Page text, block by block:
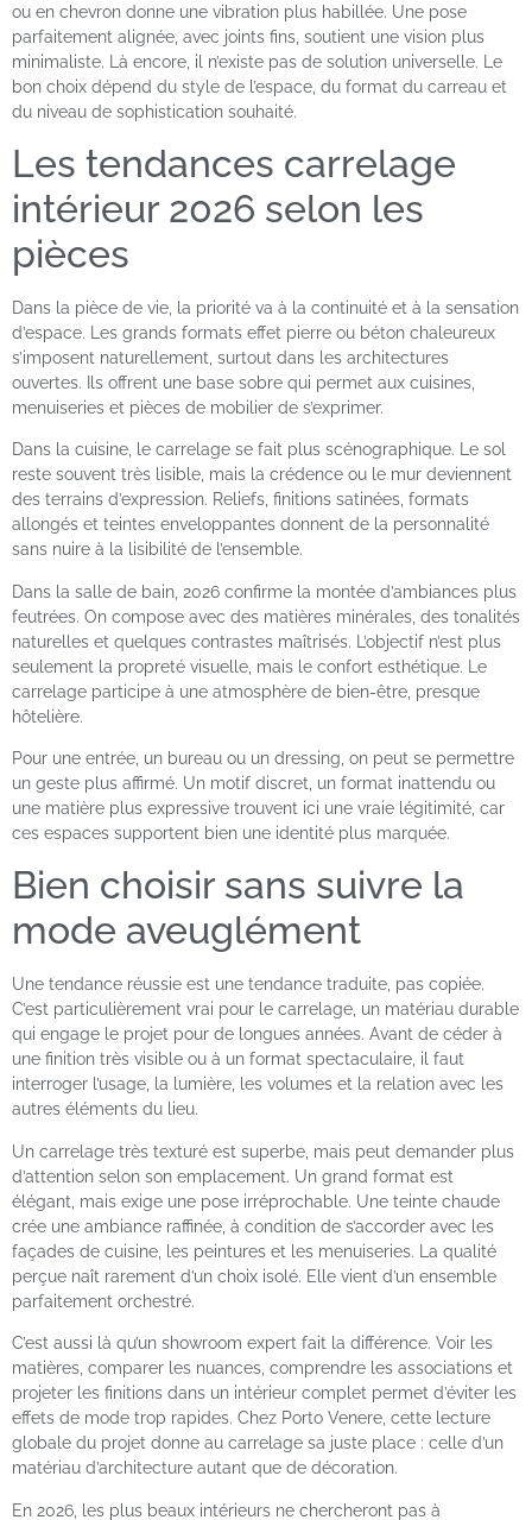
ou en chevron donne une vibration plus habillée. Une pose
parfaitement alignée, avec joints fins, soutient une vision plus
minimaliste. Là encore, il n’existe pas de solution universelle. Le
bon choix dépend du style de l’espace, du format du carreau et
du niveau de sophistication souhaité.
Les tendances carrelage
intérieur 2026 selon les
pièces
Dans la pièce de vie, la priorité va à la continuité et à la sensation
d’espace. Les grands formats effet pierre ou béton chaleureux
s’imposent naturellement, surtout dans les architectures
ouvertes. Ils offrent une base sobre qui permet aux cuisines,
menuiseries et pièces de mobilier de s’exprimer.
Dans la cuisine, le carrelage se fait plus scénographique. Le sol
reste souvent très lisible, mais la crédence ou le mur deviennent
des terrains d’expression. Reliefs, finitions satinées, formats
allongés et teintes enveloppantes donnent de la personnalité
sans nuire à la lisibilité de l’ensemble.
Dans la salle de bain, 2026 confirme la montée d’ambiances plus
feutrées. On compose avec des matières minérales, des tonalités
naturelles et quelques contrastes maîtrisés. L’objectif n’est plus
seulement la propreté visuelle, mais le confort esthétique. Le
carrelage participe à une atmosphère de bien-être, presque
hôtelière.
Pour une entrée, un bureau ou un dressing, on peut se permettre
un geste plus affirmé. Un motif discret, un format inattendu ou
une matière plus expressive trouvent ici une vraie légitimité, car
ces espaces supportent bien une identité plus marquée.
Bien choisir sans suivre la
mode aveuglément
Une tendance réussie est une tendance traduite, pas copiée.
C’est particulièrement vrai pour le carrelage, un matériau durable
qui engage le projet pour de longues années. Avant de céder à
une finition très visible ou à un format spectaculaire, il faut
interroger l’usage, la lumière, les volumes et la relation avec les
autres éléments du lieu.
Un carrelage très texturé est superbe, mais peut demander plus
d’attention selon son emplacement. Un grand format est
élégant, mais exige une pose irréprochable. Une teinte chaude
crée une ambiance raffinée, à condition de s’accorder avec les
façades de cuisine, les peintures et les menuiseries. La qualité
perçue naît rarement d’un choix isolé. Elle vient d’un ensemble
parfaitement orchestré.
C’est aussi là qu’un showroom expert fait la différence. Voir les
matières, comparer les nuances, comprendre les associations et
projeter les finitions dans un intérieur complet permet d’éviter les
effets de mode trop rapides. Chez Porto Venere, cette lecture
globale du projet donne au carrelage sa juste place : celle d’un
matériau d’architecture autant que de décoration.
En 2026, les plus beaux intérieurs ne chercheront pas à